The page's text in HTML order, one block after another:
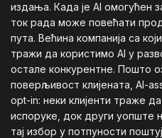
издања. Када је AI омогућен
ток рада може повећати
пута. Већина компанија са
тражи да користимо AI у
остале конкурентне. Пошто
поверљивост клијената, AI-
opt-in: неки клијенти траже
испоруке, док други уопште
тај избор у потпуности